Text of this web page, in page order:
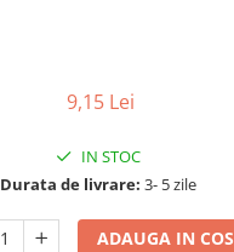
9,15 Lei
IN STOC
Durata de livrare: 3- 5 zile
ADAUGA IN COS